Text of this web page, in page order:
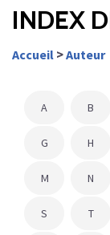
INDEX
Accueil >Auteur
A B
G H
M N
S T